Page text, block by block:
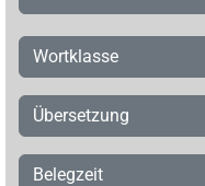
Wortklasse
Übersetzung
Belegzeit